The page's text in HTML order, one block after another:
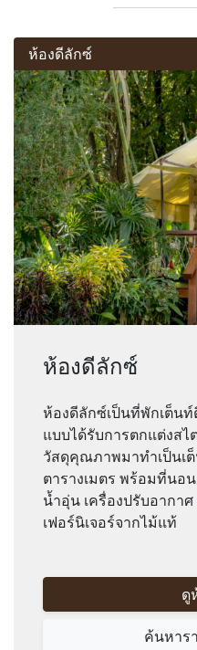
ห้องดีลักซ์
ห้องดีลักซ์
ห้องดีลักซ์เป็นที่พักเต็น
แบบได้รับการตกแต่งส
วัสดุคุณภาพมาทำเป็นเ
ตารางเมตร พร้อมที่นอ
น้ำอุ่น เครื่องปรับอากาศ
เฟอร์นิเจอร์จากไม้แท้
ดู
ค้นหาร